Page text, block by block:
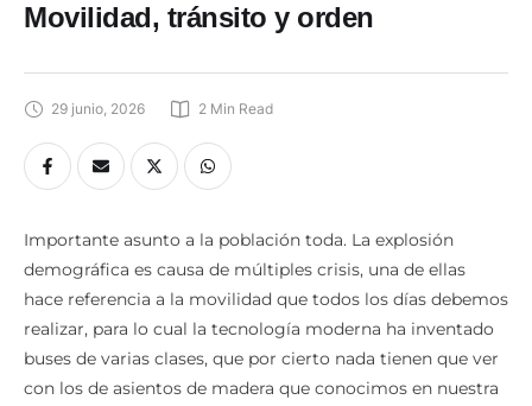
Movilidad, tránsito y orden
29 junio, 2026 2 Min Read
Importante asunto a la población toda. La explosión
demográfica es causa de múltiples crisis, una de ellas
hace referencia a la movilidad que todos los días debemos
realizar, para lo cual la tecnología moderna ha inventado
buses de varias clases, que por cierto nada tienen que ver
con los de asientos de madera que conocimos en nuestra